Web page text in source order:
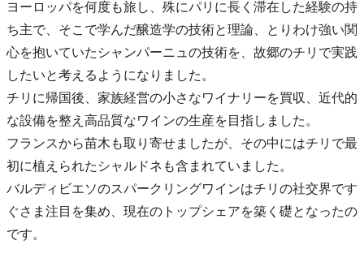
ヨーロッパを何度も旅し、殊にパリに長く滞在した経験の持
ち主で、そこで学んだ醸造学の技術と理論、とりわけ強い関
心を抱いていたシャンパーニュの技術を、故郷のチリで実践
したいと考えるようになりました。
チリに帰国後、家族経営の小さなワイナリーを買収、近代的
な設備を整え高品質なワインの生産を目指しました。
フランスから苗木も取り寄せましたが、その中にはチリで最
初に植えられたシャルドネも含まれていました。
バルディビエソのスパークリングワインはチリの社交界です
ぐさま注目を集め、現在のトップシェアを築く礎となったの
です。